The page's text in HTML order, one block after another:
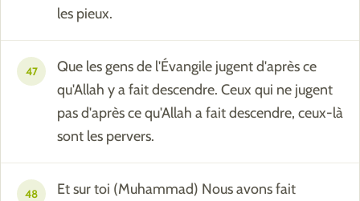
les pieux.
47
Que les gens de l'Évangile jugent d'après ce
qu'Allah y a fait descendre. Ceux qui ne jugent
pas d'après ce qu'Allah a fait descendre, ceux-là
sont les pervers.
48
Et sur toi (Muhammad) Nous avons fait